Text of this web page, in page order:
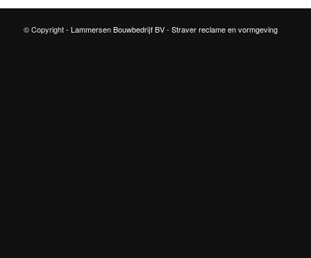
© Copyright - Lammersen Bouwbedrijf BV- Straver reclame en vormgeving